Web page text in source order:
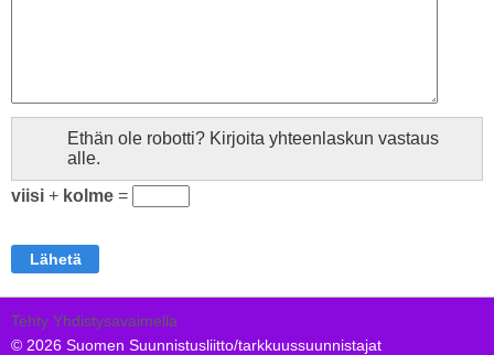
Ethän ole robotti? Kirjoita yhteenlaskun vastaus
alle.
viisi + kolme =
Tehty Yhdistysavaimella
© 2026 Suomen Suunnistusliitto/tarkkuussuunnistajat